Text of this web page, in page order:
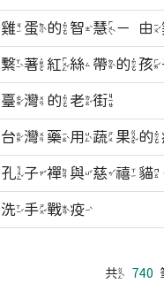
雞蛋的智慧－
繫著紅絲帶的
臺灣的老街
台灣藥用蔬果
孔子襌與慈禧貓
洗手戰疫
共 740